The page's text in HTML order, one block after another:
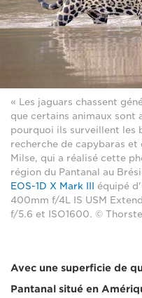
« Les jaguars chassent
que certains animaux sont
pourquoi ils surveillent les
recherche de capybaras et
Milse, qui a réalisé cette
région du Pantanal au
EOS-1D X Mark III
équipé
400mm f/4L IS USM
f/5.6 et ISO1600. ©
Avec une superficie de
Pantanal situé en